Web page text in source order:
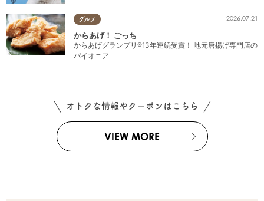
グルメ 2026.07.21
からあげ！ ごっち
からあげグランプリ®13年連続受賞！ 地元唐揚げ専門店の
パイオニア
オトクな情報やクーポンはこちら
VIEW MORE